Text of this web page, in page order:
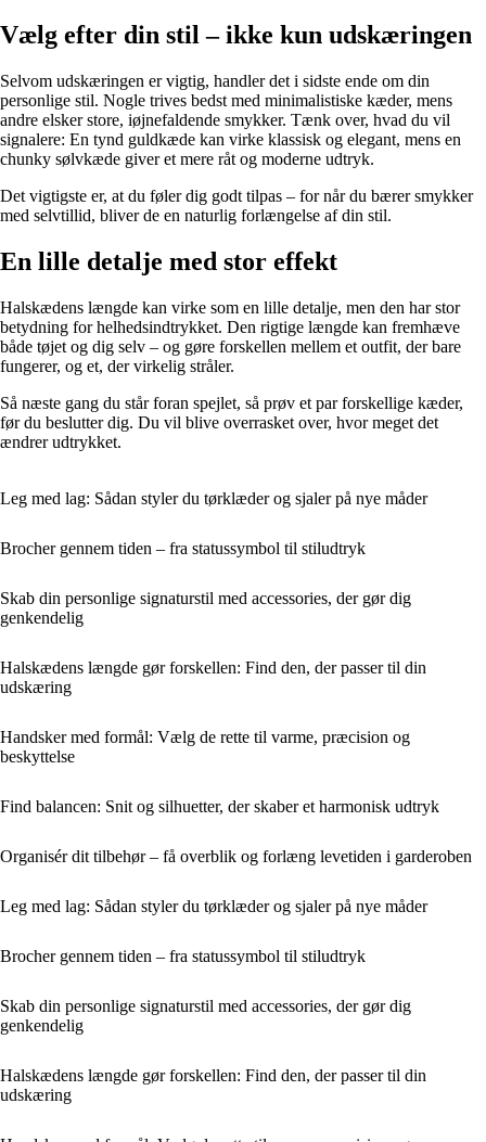
Vælg efter din stil – ikke kun udskæringen
Selvom udskæringen er vigtig, handler det i sidste ende om din
personlige stil. Nogle trives bedst med minimalistiske kæder, mens
andre elsker store, iøjnefaldende smykker. Tænk over, hvad du vil
signalere: En tynd guldkæde kan virke klassisk og elegant, mens en
chunky sølvkæde giver et mere råt og moderne udtryk.
Det vigtigste er, at du føler dig godt tilpas – for når du bærer smykker
med selvtillid, bliver de en naturlig forlængelse af din stil.
En lille detalje med stor effekt
Halskædens længde kan virke som en lille detalje, men den har stor
betydning for helhedsindtrykket. Den rigtige længde kan fremhæve
både tøjet og dig selv – og gøre forskellen mellem et outfit, der bare
fungerer, og et, der virkelig stråler.
Så næste gang du står foran spejlet, så prøv et par forskellige kæder,
før du beslutter dig. Du vil blive overrasket over, hvor meget det
ændrer udtrykket.
Leg med lag: Sådan styler du tørklæder og sjaler på nye måder
Brocher gennem tiden – fra statussymbol til stiludtryk
Skab din personlige signaturstil med accessories, der gør dig
genkendelig
Halskædens længde gør forskellen: Find den, der passer til din
udskæring
Handsker med formål: Vælg de rette til varme, præcision og
beskyttelse
Find balancen: Snit og silhuetter, der skaber et harmonisk udtryk
Organisér dit tilbehør – få overblik og forlæng levetiden i garderoben
Leg med lag: Sådan styler du tørklæder og sjaler på nye måder
Brocher gennem tiden – fra statussymbol til stiludtryk
Skab din personlige signaturstil med accessories, der gør dig
genkendelig
Halskædens længde gør forskellen: Find den, der passer til din
udskæring